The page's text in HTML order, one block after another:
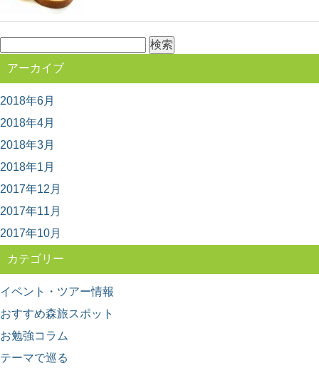
私たちが毎日生活する床の上。日本の場合は、家の中で
索:
アーカイブ
2018年6月
2018年4月
2018年3月
2018年1月
2017年12月
2017年11月
2017年10月
カテゴリー
イベント・ツアー情報
おすすめ森旅スポット
お勉強コラム
テーマで巡る